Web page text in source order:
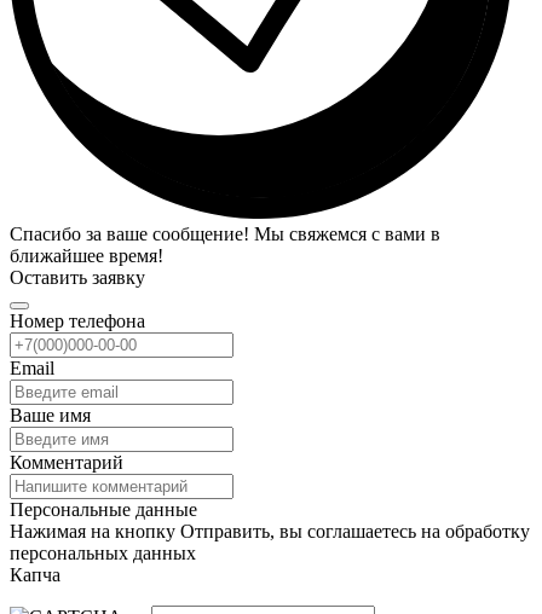
Спасибо за ваше сообщение! Мы свяжемся с вами в
ближайшее время!
Оставить заявку
Номер телефона
Email
Ваше имя
Комментарий
Персональные данные
Нажимая на кнопку Отправить, вы соглашаетесь на обработку
персональных данных
Капча